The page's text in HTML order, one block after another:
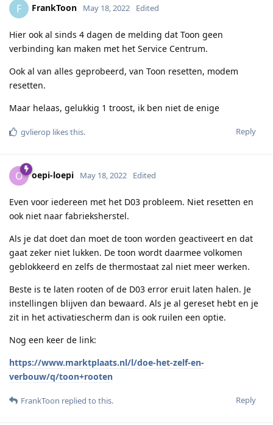
F FrankToon May 18, 2022 Edited
Hier ook al sinds 4 dagen de melding dat Toon geen
verbinding kan maken met het Service Centrum.
Ook al van alles geprobeerd, van Toon resetten, modem
resetten.
Maar helaas, gelukkig 1 troost, ik ben niet de enige
Reply
gvlierop likes this.
O oepi-loepi May 18, 2022 Edited
Even voor iedereen met het D03 probleem. Niet resetten en
ook niet naar fabrieksherstel.
Als je dat doet dan moet de toon worden geactiveert en dat
gaat zeker niet lukken. De toon wordt daarmee volkomen
geblokkeerd en zelfs de thermostaat zal niet meer werken.
Beste is te laten rooten of de D03 error eruit laten halen. Je
instellingen blijven dan bewaard. Als je al gereset hebt en je
zit in het activatiescherm dan is ook ruilen een optie.
Nog een keer de link:
https://www.marktplaats.nl/l/doe-het-zelf-en-
verbouw/q/toon+rooten
Reply
FrankToon replied to this.